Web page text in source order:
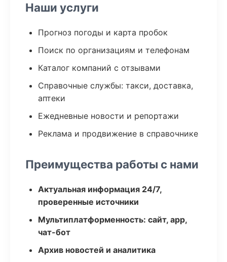
Наши услуги
Прогноз погоды и карта пробок
Поиск по организациям и телефонам
Каталог компаний с отзывами
Справочные службы: такси, доставка,
аптеки
Ежедневные новости и репортажи
Реклама и продвижение в справочнике
Преимущества работы с нами
Актуальная информация 24/7,
проверенные источники
Мультиплатформенность: сайт, app,
чат-бот
Архив новостей и аналитика